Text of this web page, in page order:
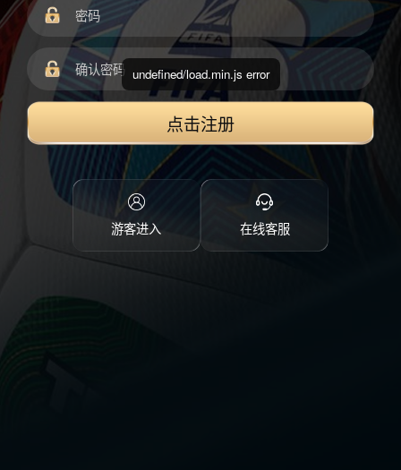
点击注册
游客进入 在线客服
undefined/load.min.js error